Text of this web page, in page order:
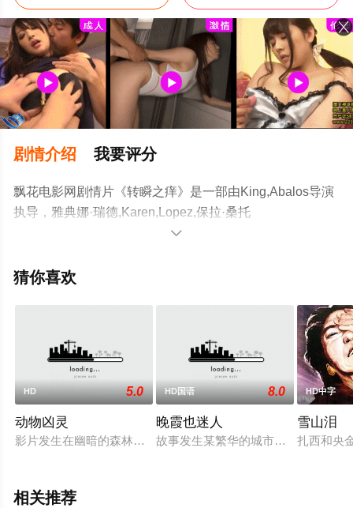
剧情介绍 我要评分
飘花电影网剧情片《转瞬之痒》是一部由King,Abalos导演
执导，雅典娜·瑞德,Karen,Lopez,保拉·桑托
斯,Rhian,Rivera,马龙·玛西娅等演员精彩演绎的菲律宾电
院，更多相关信息可移步至豆瓣电影、电视猫或剧情网等

猜你喜欢
HD 5.0
动物凶灵
影片发生在幽暗的森林里，那里一直生活着一种巨大无比的神
HD国语 8.0
晚霞也迷人
故事发生某繁华的城市……服装公司
HD中字
雪山泪
扎西和央
相关推荐